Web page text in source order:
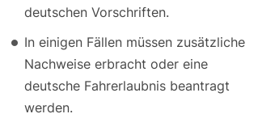
deutschen Vorschriften.
In einigen Fällen müssen zusätzliche
Nachweise erbracht oder eine
deutsche Fahrerlaubnis beantragt
werden.